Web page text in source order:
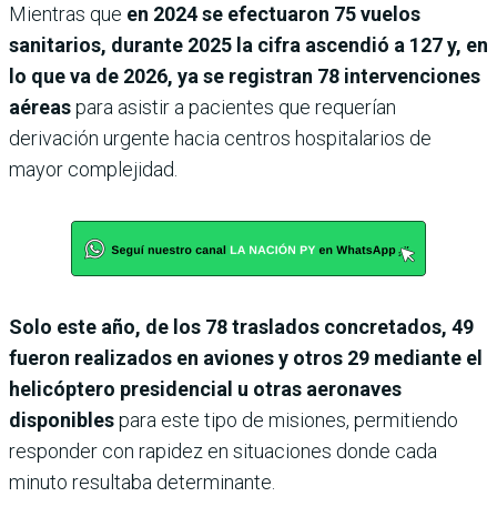
Mientras que en 2024 se efectuaron 75 vuelos
sanitarios, durante 2025 la cifra ascendió a 127 y, en
lo que va de 2026, ya se registran 78 intervenciones
aéreaspara asistir a pacientes que requerían
derivación urgente hacia centros hospitalarios de
mayor complejidad.
Solo este año, de los 78 traslados concretados, 49
fueron realizados en aviones y otros 29 mediante el
helicóptero presidencial u otras aeronaves
disponiblespara este tipo de misiones, permitiendo
responder con rapidez en situaciones donde cada
minuto resultaba determinante.